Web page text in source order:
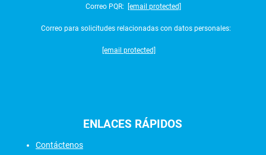
Correo PQR: [email protected]
Correo para solicitudes relacionadas con datos personales:
[email protected]
ENLACES RÁPIDOS
Contáctenos